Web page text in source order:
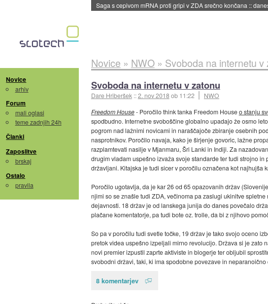
Saga s cepivom mRNA proti gripi v ZDA srečno končana ::
Novice
arhiv
Forum
mali oglasi
teme zadnjih 24h
Članki
Zaposlitve
brskaj
Ostalo
pravila
Novice » NWO» Svoboda na internetu v
Svoboda na internetu v zatonu
Dare Hriberšek ::2. nov 2018ob 11:22 NWO
Freedom House- Poročilo think tanka Freedom Houseo stanju
spodbudno. Internetne svoboščine globalno upadajo že osmo
pogrom nad lažnimi novicami in naraščajoče zbiranje osebnih
nasprotnikov. Poročilo navaja, kako je širjenje govoric, lažne
razplamtevati nasilje v Mjanmaru, Šri Lanki in Indiji. Za
drugim vladam uspešno izvaža svoje standarde ter tudi strojno
državljani. Kitajska je tudi sicer v poročilu označena kot najhujša
Poročilo ugotavlja, da je kar 26 od 65 opazovanih držav
njimi so se znašle tudi ZDA, večinoma pa zaslugi ukinitve
dejavnosti. 18 držav je od lanskega junija do danes povečalo
plačane komentatorje, pa tudi bote oz. trolle, da bi z njihovo
So pa v poročilu tudi svetle točke, 19 držav je tako svojo oceno
pretok videa uspešno izpeljali mirno revolucijo. Država si je zato
novi premier izpustil zaprte aktiviste in blogerje ter obljubil
svobodni državi, taki, ki ima spodobne povezave in
8 komentarjev